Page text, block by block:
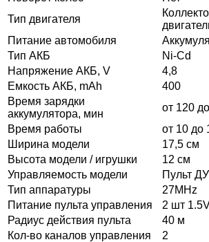
Тип двигателя
Питание автомобиля
Тип АКБ
Ni-Cd
Напряжение АКБ, V
4,8
Емкость АКБ, mAh
400
Время зарядки
аккумулятора, мин
от 120
Время работы
от 10 до
Ширина модели
17,5 см
Высота модели / игрушки
12 см
Управляемость модели
Пульт ДУ
Тип аппаратуры
27MHz
Питание пульта управления
2 шт
Радиус действия пульта
40 м
Кол-во каналов управления
2